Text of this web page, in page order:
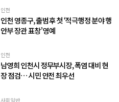
인천
인천 영종구, 출범 후 첫 ‘적극행정 분야 행
안부 장관 표창’ 영예
인천
남영희 인천시 정무부시장, 폭염 대비 현
장 점검… 시민 안전 최우선
사회일반